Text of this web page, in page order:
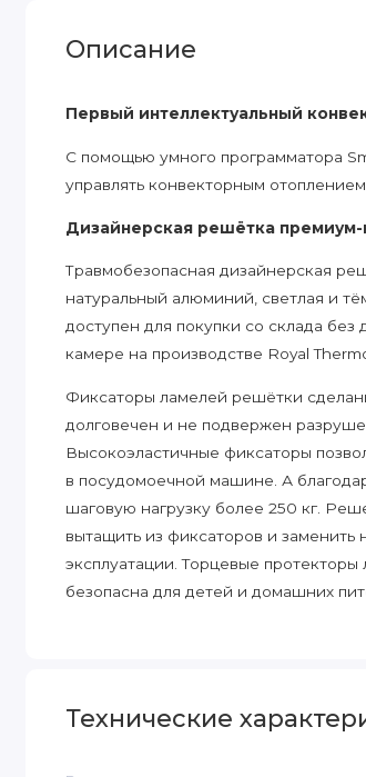
Описание
Первый интеллектуальный
C помощью умного программатора
управлять конвекторным
Дизайнерская решётка премиум-
Травмобезопасная дизайнерская
натуральный алюминий, светлая и
доступен для покупки со склада
камере на производстве Royal
Фиксаторы ламелей решётки
долговечен и не подвержен
Высокоэластичные фиксаторы
в посудомоечной машине. А
шаговую нагрузку более 250 кг.
вытащить из фиксаторов и
эксплуатации. Торцевые
безопасна для детей и домашних
ATRIUM 5 высот, в том числе,
также ультратонкие конвекторы
Технические